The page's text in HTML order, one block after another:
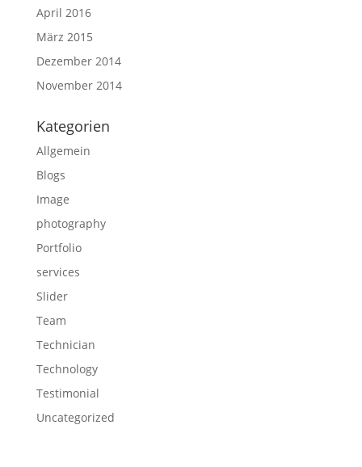
April 2016
März 2015
Dezember 2014
November 2014
Kategorien
Allgemein
Blogs
Image
photography
Portfolio
services
Slider
Team
Technician
Technology
Testimonial
Uncategorized